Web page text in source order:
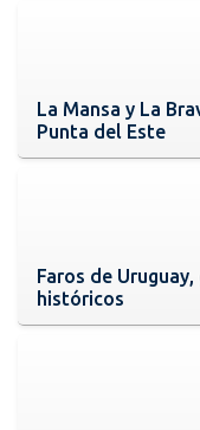
La Mansa y La
Punta del Este
Faros de
históricos